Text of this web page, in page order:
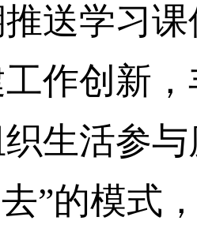
送学习
作创新
生活参
”的模式